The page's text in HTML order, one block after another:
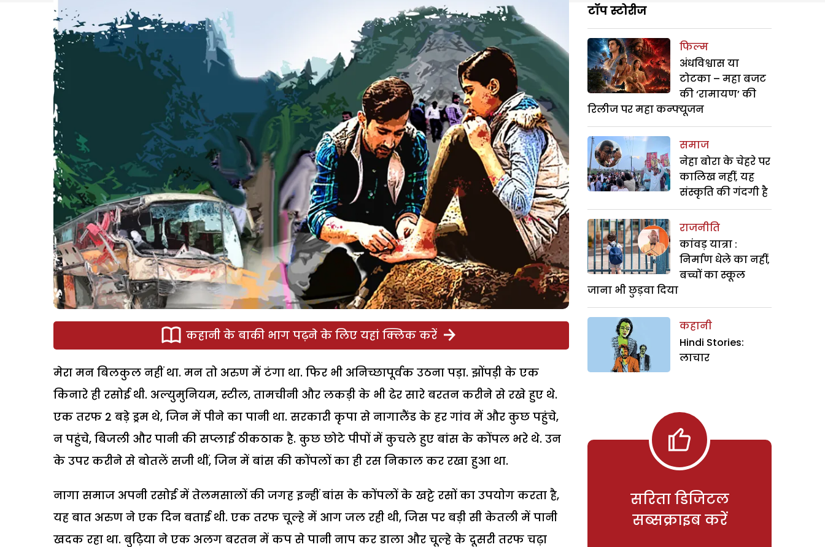
कहानी के बाकी भाग पढ़ने के लिए यहां क्लिक करें
मेरा मन बिलकुल नहीं था. मन तो अरुण में टंगा था. फिर भी अनिच्छापूर्वक उठना पड़ा. झोंपड़ी के एक
किनारे ही रसोई थी. अल्युमुनियम, स्टील, तामचीनी और लकड़ी के भी ढेर सारे बरतन करीने से रखे हुए थे.
एक तरफ 2 बड़े ड्रम थे, जिन में पीने का पानी था. सरकारी कृपा से नागालैंड के हर गांव में और कुछ पहुंचे,
न पहुंचे, बिजली और पानी की सप्लाई ठीकठाक है. कुछ छोटे पीपों में कुचले हुए बांस के कोंपल भरे थे. उन
के उपर करीने से बोतलें सजी थीं, जिन में बांस की कोंपलों का ही रस निकाल कर रखा हुआ था.
नागा समाज अपनी रसोई में तेलमसालों की जगह इन्हीं बांस के कोंपलों के खट्टे रसों का उपयोग करता है,
यह बात अरुण ने एक दिन बताई थी. एक तरफ चूल्हे में आग जल रही थी, जिस पर बड़ी सी केतली में पानी
खदक रहा था. बुढ़िया ने एक अलग बरतन में कप से पानी नाप कर डाला और चूल्हे के दूसरी तरफ चढ़ा
टॉप स्टोरीज
फिल्म
अंधविश्वास या
टोटका – महा बजट
की ‘रामायण’ की
रिलीज पर महा कन्फ्यूजन
समाज
नेहा बोरा के चेहरे पर
कालिख नहीं, यह
संस्कृति की गंदगी है
राजनीति
कांवड़ यात्रा :
निर्माण धेले का नहीं,
बच्चों का स्कूल
जाना भी छुड़वा दिया
कहानी
Hindi Stories:
लाचार
सरिता डिजिटल
सब्सक्राइब करें